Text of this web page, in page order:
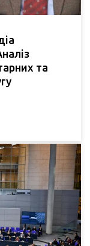
та